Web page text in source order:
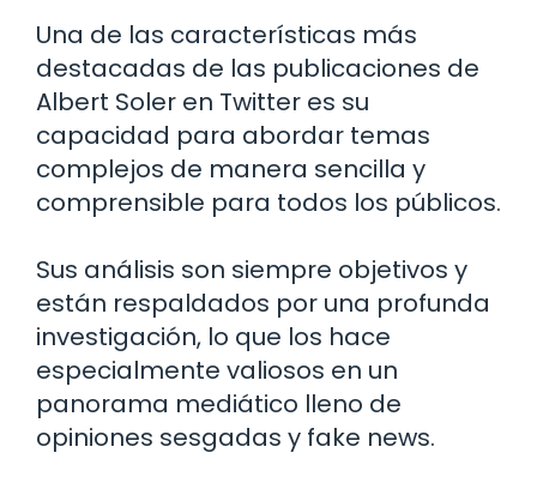
Una de las características más
destacadas de las publicaciones de
Albert Soler en Twitter es su
capacidad para abordar temas
complejos de manera sencilla y
comprensible para todos los públicos.
Sus análisis son siempre objetivos y
están respaldados por una profunda
investigación, lo que los hace
especialmente valiosos en un
panorama mediático lleno de
opiniones sesgadas y fake news.